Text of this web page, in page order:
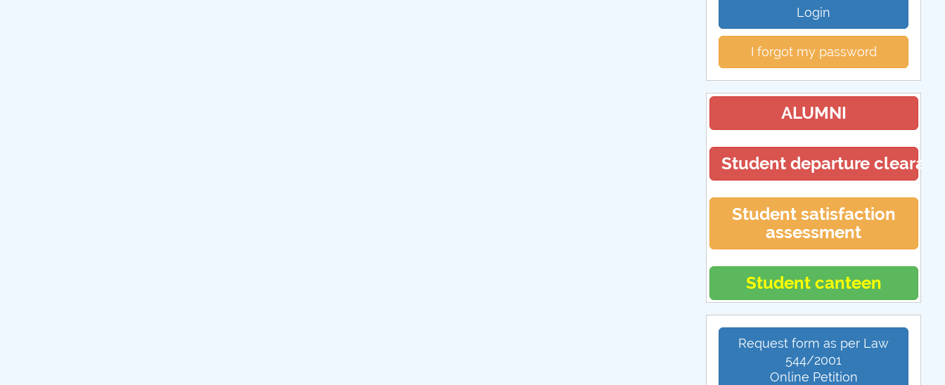
Login
I forgot my password
ALUMNI
Student departure
Student satisfaction
assessment
Student canteen
Request form as per Law
544/2001
Online Petition